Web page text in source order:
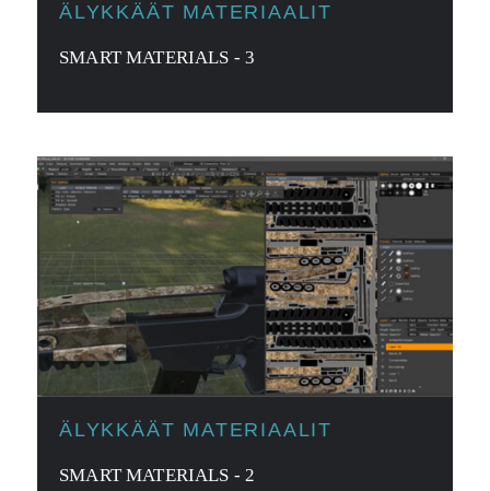
ÄLYKKÄÄT MATERIAALIT
SMART MATERIALS - 3
ÄLYKKÄÄT MATERIAALIT
SMART MATERIALS - 2